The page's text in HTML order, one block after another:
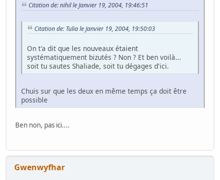
Citation de: nihil le Janvier 19, 2004, 19:46:51
Citation de: Tulia le Janvier 19, 2004, 19:50:03
On t'a dit que les nouveaux étaient
systématiquement bizutés ? Non ? Et ben voilà...
soit tu sautes Shaliade, soit tu dégages d'ici.
Chuis sur que les deux en même temps ça doit être
possible
Ben non, pas ici....
Gwenwyfhar